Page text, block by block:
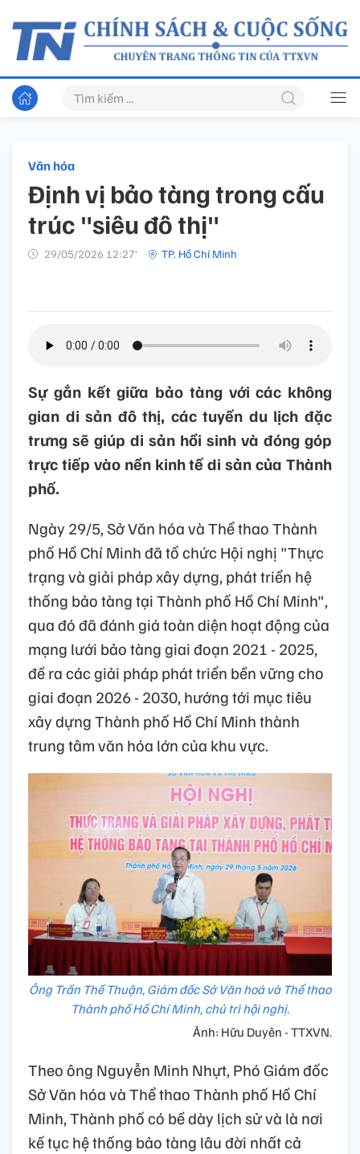
Văn hóa
Định vị bảo tàng trong cấu
trúc "siêu đô thị"
29/05/2026 12:27’ TP. Hồ Chí Minh
Sự gắn kết giữa bảo tàng với các không
gian di sản đô thị, các tuyến du lịch đặc
trưng sẽ giúp di sản hồi sinh và đóng góp
trực tiếp vào nền kinh tế di sản của Thành
phố.
Ngày 29/5, Sở Văn hóa và Thể thao Thành
phố Hồ Chí Minh đã tổ chức Hội nghị "Thực
trạng và giải pháp xây dựng, phát triển hệ
thống bảo tàng tại Thành phố Hồ Chí Minh",
qua đó đã đánh giá toàn diện hoạt động của
mạng lưới bảo tàng giai đoạn 2021 - 2025,
đề ra các giải pháp phát triển bền vững cho
giai đoạn 2026 - 2030, hướng tới mục tiêu
xây dựng Thành phố Hồ Chí Minh thành
trung tâm văn hóa lớn của khu vực.
Ông Trần Thế Thuận, Giám đốc Sở Văn hoá và Thể thao
Thành phố Hồ Chí Minh, chủ trì hội nghị.
Ảnh: Hữu Duyên - TTXVN.
Theo ông Nguyễn Minh Nhựt, Phó Giám đốc
Sở Văn hóa và Thể thao Thành phố Hồ Chí
Minh, Thành phố có bề dày lịch sử và là nơi
kế tục hệ thống bảo tàng lâu đời nhất cả